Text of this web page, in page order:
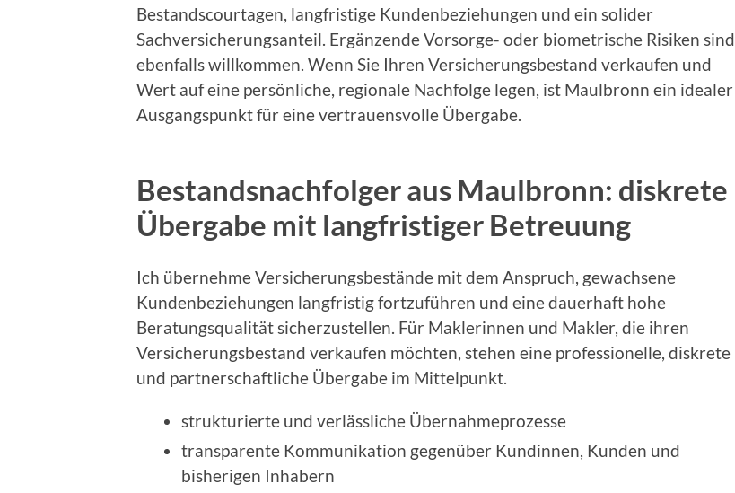
Bestandscourtagen, langfristige Kundenbeziehungen und ein solider
Sachversicherungsanteil. Ergänzende Vorsorge- oder biometrische Risiken sind
ebenfalls willkommen. Wenn Sie Ihren Versicherungsbestand verkaufen und
Wert auf eine persönliche, regionale Nachfolge legen, ist Maulbronn ein idealer
Ausgangspunkt für eine vertrauensvolle Übergabe.
Bestandsnachfolger aus Maulbronn: diskrete
Übergabe mit langfristiger Betreuung
Ich übernehme Versicherungsbestände mit dem Anspruch, gewachsene
Kundenbeziehungen langfristig fortzuführen und eine dauerhaft hohe
Beratungsqualität sicherzustellen. Für Maklerinnen und Makler, die ihren
Versicherungsbestand verkaufen möchten, stehen eine professionelle, diskrete
und partnerschaftliche Übergabe im Mittelpunkt.
strukturierte und verlässliche Übernahmeprozesse
transparente Kommunikation gegenüber Kundinnen, Kunden und
bisherigen Inhabern